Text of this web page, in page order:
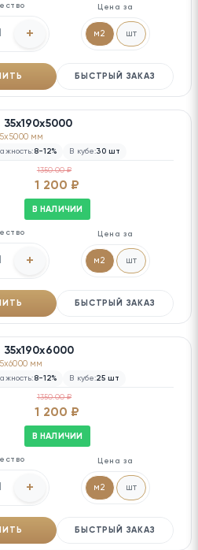
+
Цена за
м2 шт
БЫСТРЫЙ ЗАКАЗ
мм
8-12% В кубе:30 шт
1350.00 ₽
1 200 ₽
В НАЛИЧИИ
+
Цена за
м2 шт
БЫСТРЫЙ ЗАКАЗ
мм
8-12% В кубе:25 шт
1350.00 ₽
1 200 ₽
В НАЛИЧИИ
+
Цена за
м2 шт
БЫСТРЫЙ ЗАКАЗ